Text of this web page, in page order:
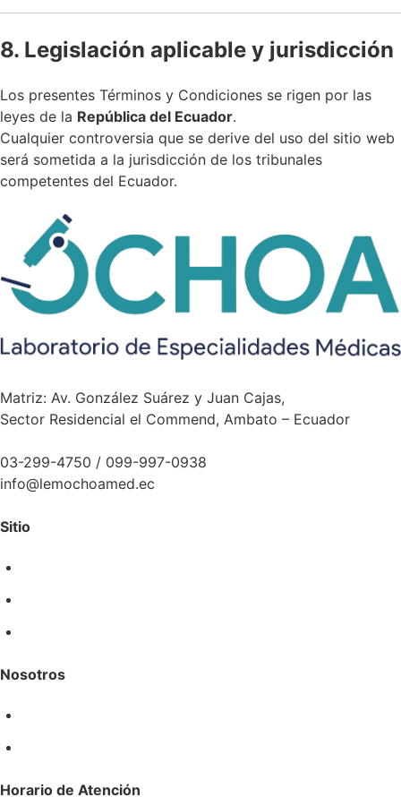
8. Legislación aplicable y jurisdicción
Los presentes Términos y Condiciones se rigen por las
leyes de la República del Ecuador.
Cualquier controversia que se derive del uso del sitio web
será sometida a la jurisdicción de los tribunales
competentes del Ecuador.
Matriz: Av. González Suárez y Juan Cajas,
Sector Residencial el Commend, Ambato – Ecuador
03-299-4750 / 099-997-0938
info@lemochoamed.ec
Sitio
Nosotros
Horario de Atención